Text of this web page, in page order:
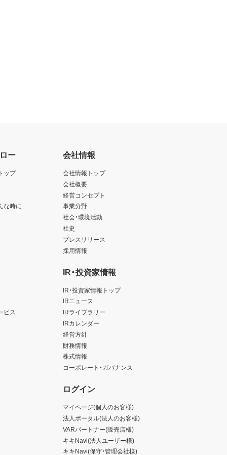
ー
ップ
な時に
ビス
会社情報
会社情報トップ
会社概要
経営コンセプト
事業分野
社会・環境活動
社史
プレスリリース
採用情報
IR・投資家情報
IR・投資家情報トップ
IRニュース
IRライブラリー
IRカレンダー
経営方針
財務情報
株式情報
コーポレート・ガバナンス
ログイン
マイページ(個人のお客様)
法人ポータル(法人のお客様)
VARパートナー(販売店様)
キキNavi(法人ユーザー様)
キキNavi(保守・管理会社様)